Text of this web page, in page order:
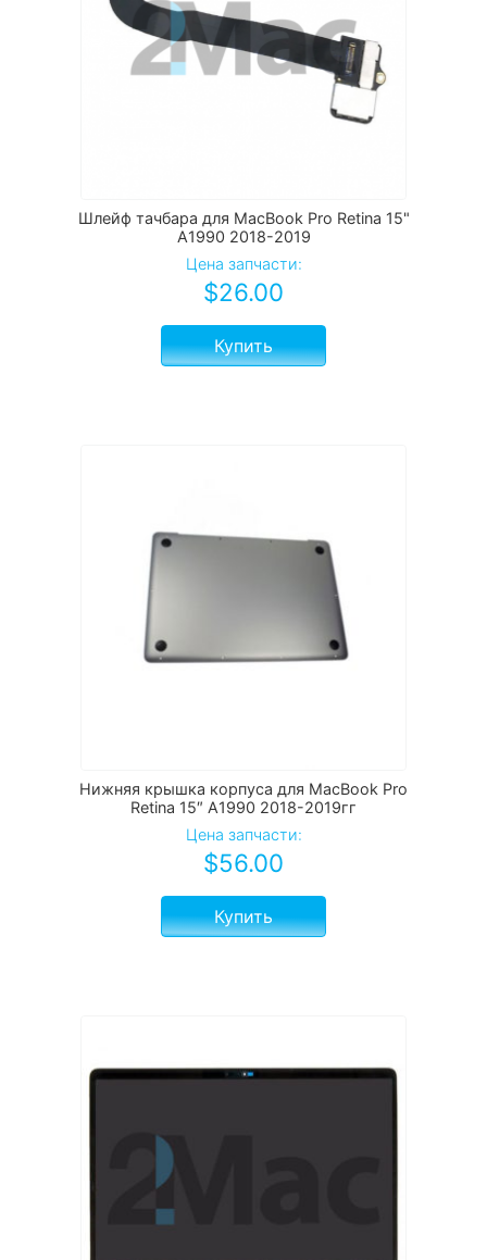
Шлейф тачбара для MacBook Pro Retina 15"
A1990 2018-2019
Цена запчасти:
$26.00
Купить
Нижняя крышка корпуса для MacBook Pro
Retina 15″ A1990 2018-2019гг
Цена запчасти:
$56.00
Купить